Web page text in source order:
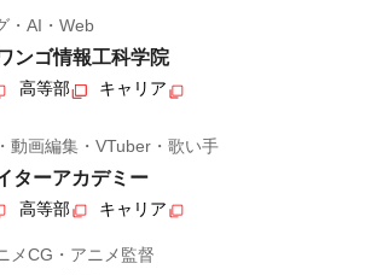
・AI・Web
ンゴ情報工科学院
高等部 キャリア
動画編集・VTuber・歌い手
ターアカデミー
高等部 キャリア
メCG・アニメ監督